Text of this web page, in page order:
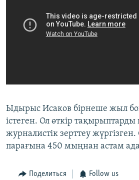
Ыдырыс Исаков бірнеше жыл
істеген. Ол өткір тақырыптарды
журналистік зерттеу
парағына 450 мыңнан астам
Поделиться Follow us